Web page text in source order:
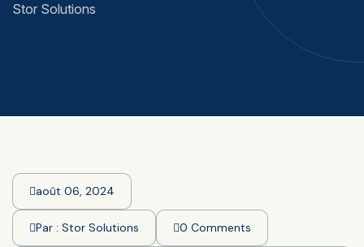
Stor Solutions
août 06, 2024
Par : Stor Solutions
0 Comments